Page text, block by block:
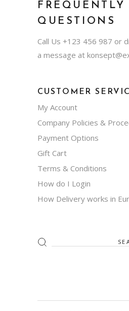
FREQUENTLY
QUESTIONS
Call Us +123 456 987 or
a message at
CUSTOMER
My Account
Company Policies &
Payment Options
Gift Cart
Terms & Conditions
How do I Login
How Delivery works in